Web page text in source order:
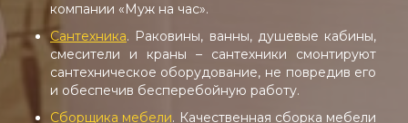
компании «Муж на час».
Сантехника. Раковины, ванны, душевые кабины,
смесители и краны – сантехники смонтируют
сантехническое оборудование, не повредив его
и обеспечив бесперебойную работу.
Сборщика мебели. Качественная сборка мебели